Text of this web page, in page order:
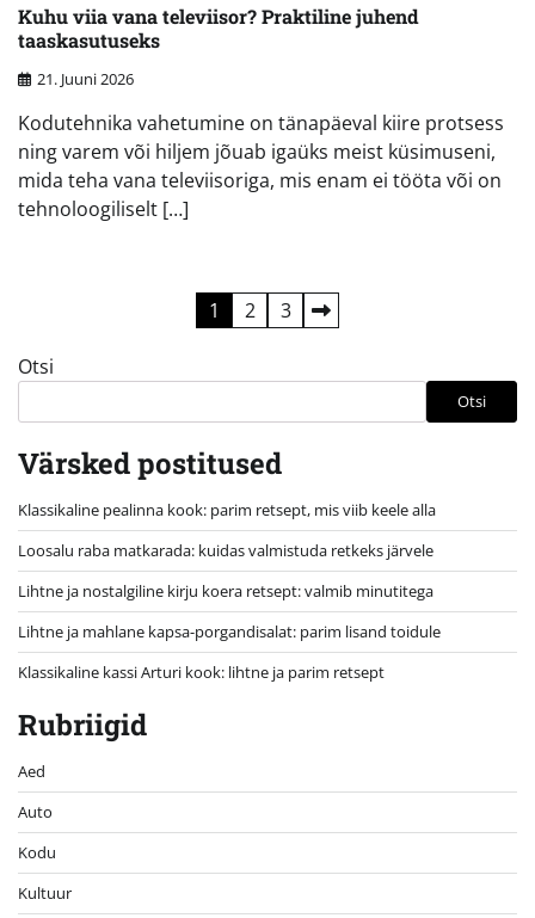
Kuhu viia vana televiisor? Praktiline juhend
taaskasutuseks
21. Juuni 2026
Kodutehnika vahetumine on tänapäeval kiire protsess
ning varem või hiljem jõuab igaüks meist küsimuseni,
mida teha vana televiisoriga, mis enam ei tööta või on
tehnoloogiliselt […]
leheküljendus
1 2 3
Otsi
Otsi
Värsked postitused
Klassikaline pealinna kook: parim retsept, mis viib keele alla
Loosalu raba matkarada: kuidas valmistuda retkeks järvele
Lihtne ja nostalgiline kirju koera retsept: valmib minutitega
Lihtne ja mahlane kapsa-porgandisalat: parim lisand toidule
Klassikaline kassi Arturi kook: lihtne ja parim retsept
Rubriigid
Aed
Auto
Kodu
Kultuur